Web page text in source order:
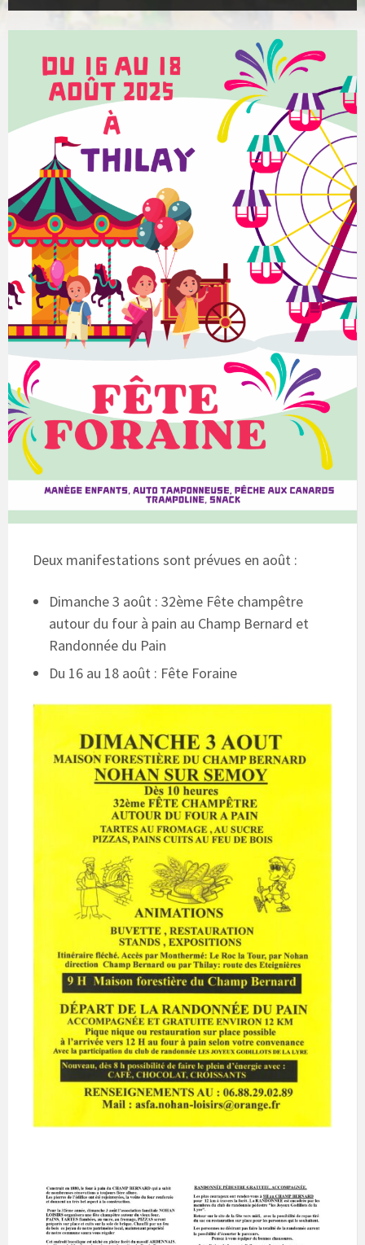
Deux manifestations sont prévues en août :
Dimanche 3 août : 32ème Fête champêtre
autour du four à pain au Champ Bernard et
Randonnée du Pain
Du 16 au 18 août : Fête Foraine